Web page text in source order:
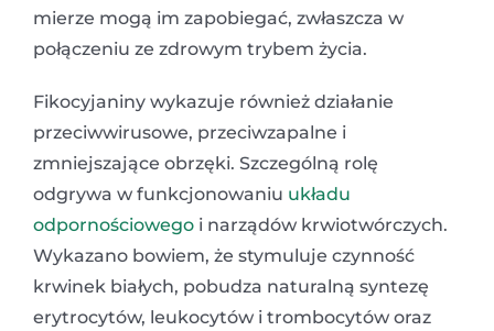
mierze mogą im zapobiegać, zwłaszcza w
połączeniu ze zdrowym trybem życia.
Fikocyjaniny wykazuje również działanie
przeciwwirusowe, przeciwzapalne i
zmniejszające obrzęki. Szczególną rolę
odgrywa w funkcjonowaniu układu
odpornościowego i narządów krwiotwórczych.
Wykazano bowiem, że stymuluje czynność
krwinek białych, pobudza naturalną syntezę
erytrocytów, leukocytów i trombocytów oraz